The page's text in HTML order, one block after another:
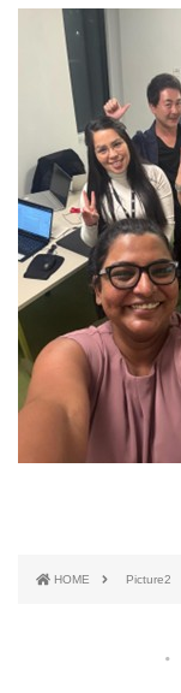
HOME Picture2